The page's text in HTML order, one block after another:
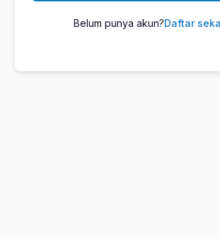
Belum punya akun?Daftar